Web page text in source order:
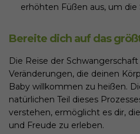
erhöhten Füßen aus, um
Bereite dich auf das
Die Reise der
Veränderungen, die deinen
Baby willkommen zu heißen.
natürlichen Teil dieses
verstehen, ermöglicht es dir,
und Freude zu erleben.